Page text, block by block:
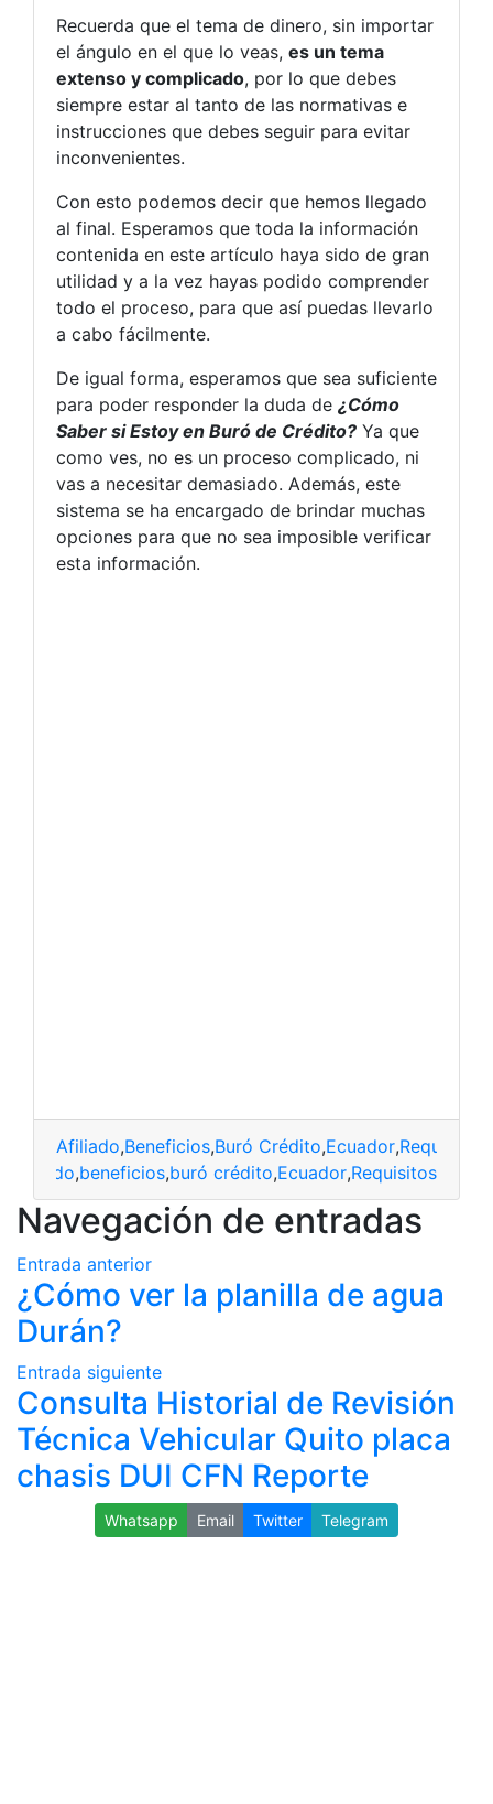
Recuerda que el tema de dinero, sin importar
el ángulo en el que lo veas, es un tema
extenso y complicado, por lo que debes
siempre estar al tanto de las normativas e
instrucciones que debes seguir para evitar
inconvenientes.
Con esto podemos decir que hemos llegado
al final. Esperamos que toda la información
contenida en este artículo haya sido de gran
utilidad y a la vez hayas podido comprender
todo el proceso, para que así puedas llevarlo
a cabo fácilmente.
De igual forma, esperamos que sea suficiente
para poder responder la duda de ¿Cómo
Saber si Estoy en Buró de Crédito? Ya que
como ves, no es un proceso complicado, ni
vas a necesitar demasiado. Además, este
sistema se ha encargado de brindar muchas
opciones para que no sea imposible verificar
esta información.
Afiliado,Beneficios,Buró Crédito,Ecuador,Requisitos
afiliado,beneficios,buró crédito,Ecuador,Requisitos
Navegación de entradas
Entrada anterior
¿Cómo ver la planilla de agua
Durán?
Entrada siguiente
Consulta Historial de Revisión
Técnica Vehicular Quito placa
chasis DUI CFN Reporte
Whatsapp Email Twitter Telegram